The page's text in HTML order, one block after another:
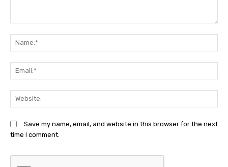
Save my name, email, and website in this browser for the next
time I comment.